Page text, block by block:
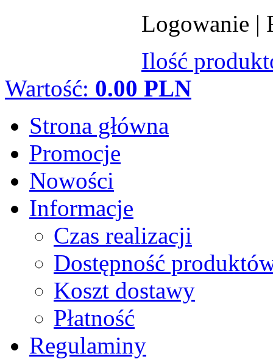
Logowanie |
Ilość
Wartość: 0.00 PLN
Strona główna
Promocje
Nowości
Informacje
Czas realizacji
Dostępność
Koszt dostawy
Płatność
Regulaminy